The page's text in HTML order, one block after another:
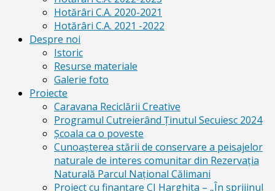
Hotărâri C.A. 2020-2021
Hotărâri C.A. 2021 -2022
Despre noi
Istoric
Resurse materiale
Galerie foto
Proiecte
Caravana Reciclării Creative
Programul Cutreierând Ținutul Secuiesc 2024
Școala ca o poveste
Cunoaşterea stării de conservare a peisajelor
naturale de interes comunitar din Rezervaţia
Naturală Parcul Naţional Călimani
Proiect cu finanţare CJ Harghita – „În sprijinul